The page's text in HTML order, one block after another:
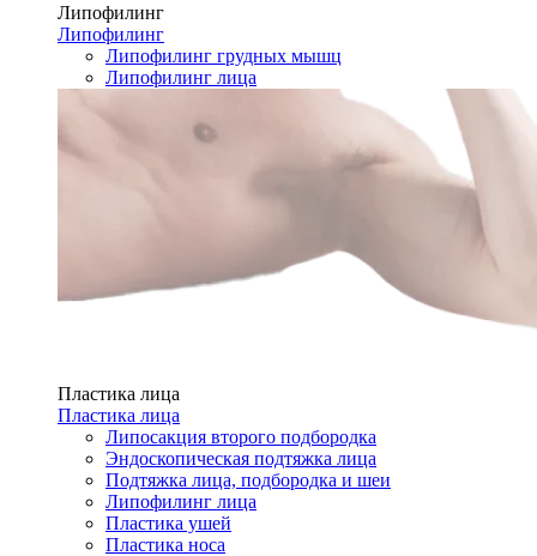
Липофилинг
Липофилинг
Липофилинг грудных мышц
Липофилинг лица
Пластика лица
Пластика лица
Липосакция второго подбородка
Эндоскопическая подтяжка лица
Подтяжка лица, подбородка и шеи
Липофилинг лица
Пластика ушей
Пластика носа